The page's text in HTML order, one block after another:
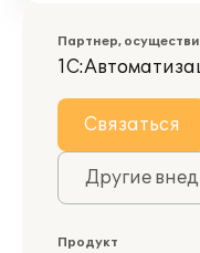
Партнер,
Связаться
Другие
Продукт